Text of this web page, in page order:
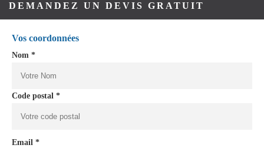
DEMANDEZ UN DEVIS GRATUIT
Vos coordonnées
Nom *
Code postal *
Email *